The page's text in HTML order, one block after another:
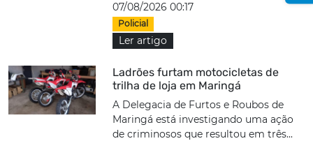
07/08/2026 00:17
Policial
Ler artigo
Ladrões furtam motocicletas de
trilha de loja em Maringá
A Delegacia de Furtos e Roubos de
Maringá está investigando uma ação
de criminosos que resultou em três...